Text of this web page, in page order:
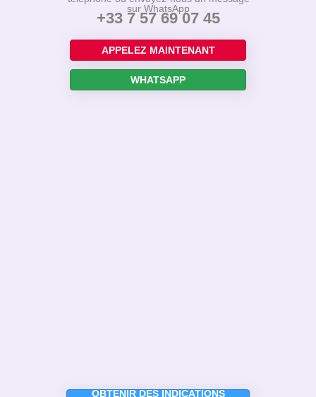
sur WhatsApp
+33 7 57 69 07 45
OBTENIR DES INDICATIONS
APPELEZ MAINTENANT
WHATSAPP